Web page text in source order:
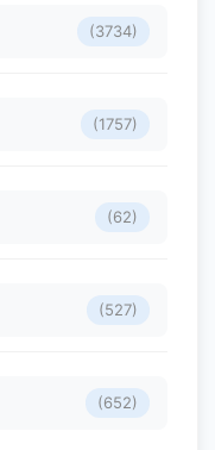
(3734)
(1757)
(62)
(527)
(652)